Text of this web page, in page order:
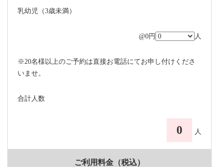
乳幼児（3歳未満）
@0円 人
※20名様以上のご予約は直接お電話にてお申し付けくださ
いませ。
合計人数
0 人
ご利用料金（税込）